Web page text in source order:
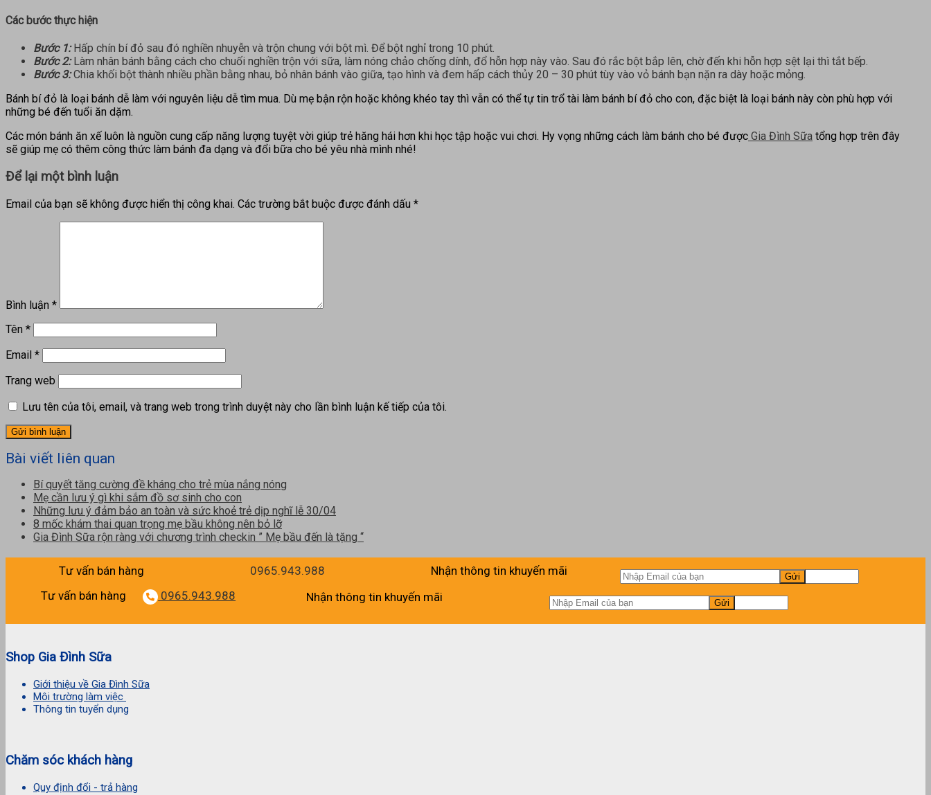
Các bước thực hiện
Bước 1: Hấp chín bí đỏ sau đó nghiền nhuyễn và trộn chung với bột mì. Để bột nghỉ trong 10 phút.
Bước 2:Làm nhân bánh bằng cách cho chuối nghiền trộn với sữa, làm nóng chảo chống dính, đổ hỗn hợp này vào. Sau đó rắc bột bắp lên, chờ đến khi hỗn hợp sệt lại thì tắt bếp.
Bước 3: Chia khối bột thành nhiều phần bằng nhau, bỏ nhân bánh vào giữa, tạo hình và đem hấp cách thủy 20 – 30 phút tùy vào vỏ bánh bạn nặn ra dày hoặc mỏng.
Bánh bí đỏ là loại bánh dễ làm với nguyên liệu dễ tìm mua. Dù mẹ bận rộn hoặc không khéo tay thì vẫn có thể tự tin trổ tài làm bánh bí đỏ cho con, đặc biệt là loại bánh này còn phù hợp với
những bé đến tuổi ăn dặm.
Các món bánh ăn xế luôn là nguồn cung cấp năng lượng tuyệt vời giúp trẻ hăng hái hơn khi học tập hoặc vui chơi. Hy vọng những cách làm bánh cho bé được Gia Đình Sữa tổng hợp trên đây
sẽ giúp mẹ có thêm công thức làm bánh đa dạng và đổi bữa cho bé yêu nhà mình nhé!
Để lại một bình luận
Email của bạn sẽ không được hiển thị công khai. Các trường bắt buộc được đánh dấu *
Bình luận *
Tên *
Email *
Trang web
Lưu tên của tôi, email, và trang web trong trình duyệt này cho lần bình luận kế tiếp của tôi.
Bài viết liên quan
Bí quyết tăng cường đề kháng cho trẻ mùa nắng nóng
Mẹ cần lưu ý gì khi sắm đồ sơ sinh cho con
Những lưu ý đảm bảo an toàn và sức khoẻ trẻ dịp nghĩ lễ 30/04
8 mốc khám thai quan trọng mẹ bầu không nên bỏ lỡ
Gia Đình Sữa rộn ràng với chương trình checkin ” Mẹ bầu đến là tặng “
Tư vấn bán hàng 0965.943.988
Nhận thông tin khuyến mãi
Tư vấn bán hàng
0965.943.988 Nhận thông tin khuyến mãi
Shop Gia Đình Sữa
Giới thiệu về Gia Đình Sữa
Môi trường làm việc
Thông tin tuyển dụng
Chăm sóc khách hàng
Quy định đổi - trả hàng